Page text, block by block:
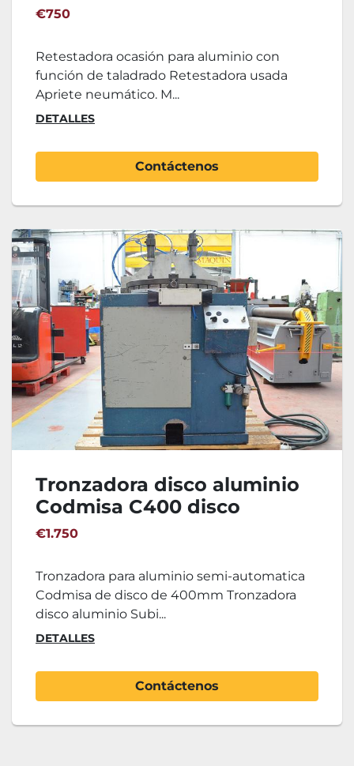
€750
Retestadora ocasión para aluminio con
función de taladrado Retestadora usada
Apriete neumático. M...
DETALLES
Contáctenos
Tronzadora disco aluminio
Codmisa C400 disco
400mm
€1.750
Tronzadora para aluminio semi-automatica
Codmisa de disco de 400mm Tronzadora
disco aluminio Subi...
DETALLES
Contáctenos